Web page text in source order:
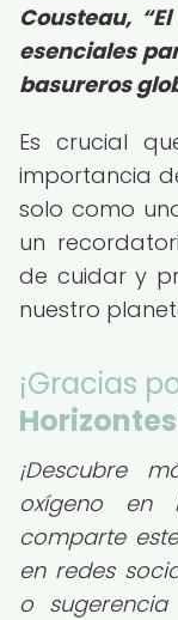
Cousteau,
esenciales
basureros
Es crucial
importancia
solo como
un
de cuidar y
nuestro
¡Gracias
Horizontes
¡Descubre
oxígeno en
comparte
en redes
o sugerencia